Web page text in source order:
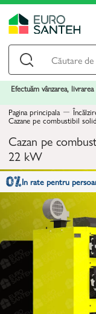
Efectuăm vânzarea,
Pagina principala
Cazane pe combustibil solid
Cazan pe
22 kW
In rate pentru